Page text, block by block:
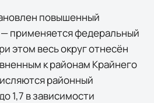
повышенный
применяется федеральный
этом весь округ отнесён
к районам Крайнего
районный
1,7 в зависимости